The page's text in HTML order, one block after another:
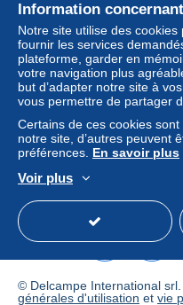
Information
Notre site utilise des
fournir les services
plateforme, garder en
votre navigation plus
but d’adapter notre site à
vous permettre de partager
Certains de ces cookies
notre site, d’autres peuvent
préférences. En savoir plus
Voir plus
Acheter sur Delcampe
Vendre sur Delcampe
Un site sécurisé
© Delcampe International
générales d'utilisation et vie